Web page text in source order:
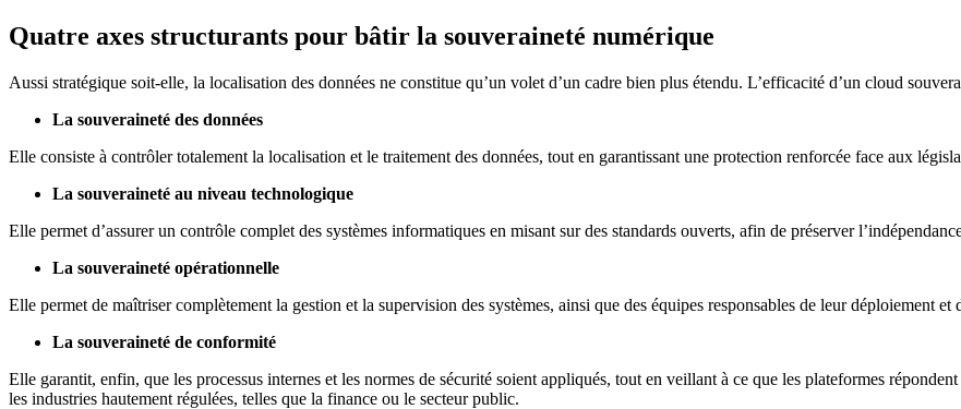
Quatre axes structurants pour bâtir la souveraineté numérique
Aussi stratégique soit-elle, la localisation des données ne constitue qu’un volet d’un cadre bien plus étendu. L’efficacité d’un cloud
La souveraineté des données
Elle consiste à contrôler totalement la localisation et le traitement des données, tout en garantissant une protection renforcée face aux
La souveraineté au niveau technologique
Elle permet d’assurer un contrôle complet des systèmes informatiques en misant sur des standards ouverts, afin de préserver
La souveraineté opérationnelle
Elle permet de maîtriser complètement la gestion et la supervision des systèmes, ainsi que des équipes responsables de leur déploiement et
La souveraineté de conformité
Elle garantit, enfin, que les processus internes et les normes de sécurité soient appliqués, tout en veillant à ce que les plateformes
les industries hautement régulées, telles que la finance ou le secteur public.